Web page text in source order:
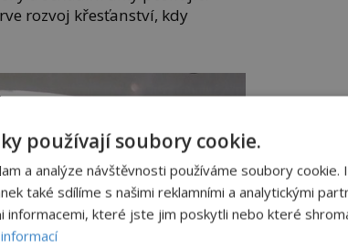
rozvoj křesťanství, kdy
používají soubory cookie.
a analýze návštěvnosti používáme soubory cookie.
také sdílíme s našimi reklamními a analytickými
informacemi, které jste jim poskytli nebo které